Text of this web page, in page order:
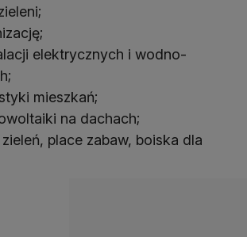
elektrycznych i wodno-
mieszkań;
na dachach;
place zabaw, boiska dla